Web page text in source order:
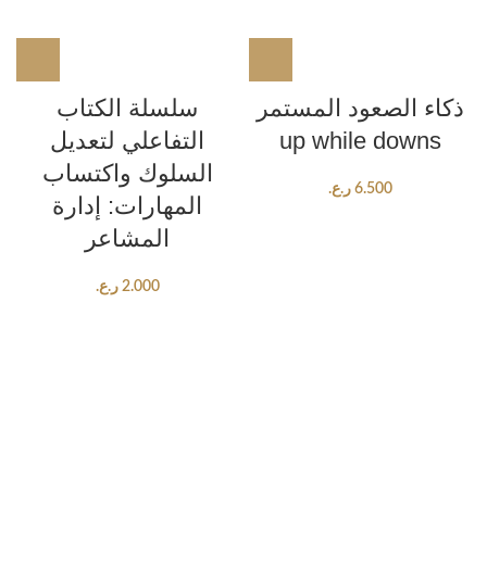
سلسلة الكتاب
التفاعلي لتعديل
السلوك واكتساب
المهارات: إدارة
المشاعر
2.000 ر.ع.
ذكاء الصعود المستمر
up while downs
6.500 ر.ع.